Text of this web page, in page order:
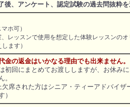
後、アンケート、認定試験の過去問抜粋
ホ可）
レッスンで使用を想定した体験レッスンの
します）
金の返金はいかなる理由でも出来ません。
初回にまとめてお渡ししますが、お休み
。
欠席された方はシニア・ティーアドバイ
）